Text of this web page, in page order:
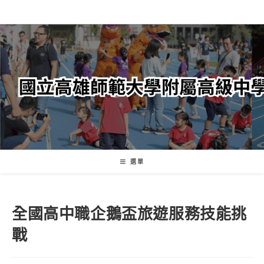
轉
至
主
內
容
選單
全國高中職企鵝盃旅遊服務技能挑
戰